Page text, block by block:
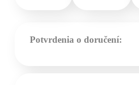
Potvrdenia o doručení: